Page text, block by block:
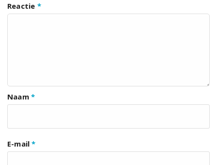
Reactie *
Naam *
E-mail*